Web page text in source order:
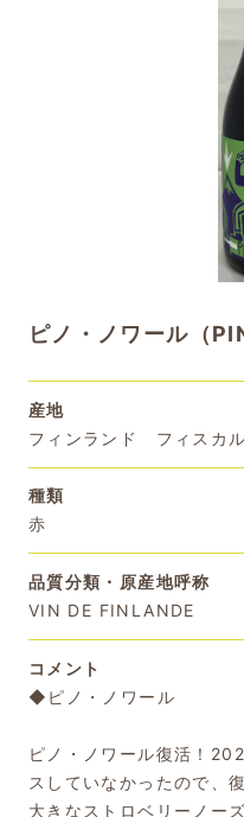
ピノ・ノワール（
産地
フィンランド フィスカ
種類
赤
品質分類・原産地呼称
VIN DE FINLANDE
コメント
◆ピノ・ノワール
ピノ・ノワール復活！
スしていなかったので、
大きなストロベリーノー